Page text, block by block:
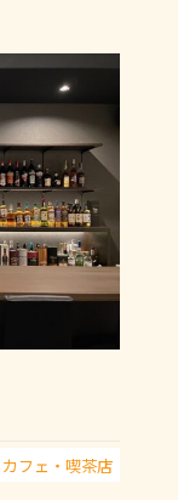
カフェ・喫茶店